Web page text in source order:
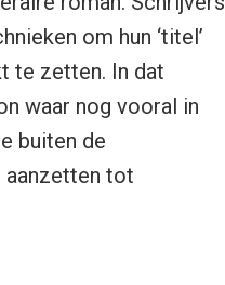
om hun ‘titel’
te zetten. In dat
waar nog vooral in
buiten de
aanzetten tot